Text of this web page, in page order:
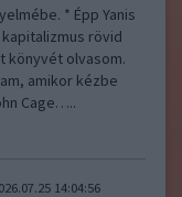
* Épp Yanis
rövid
könyvét olvasom.
amikor kézbe
Cage…..
14:04:56